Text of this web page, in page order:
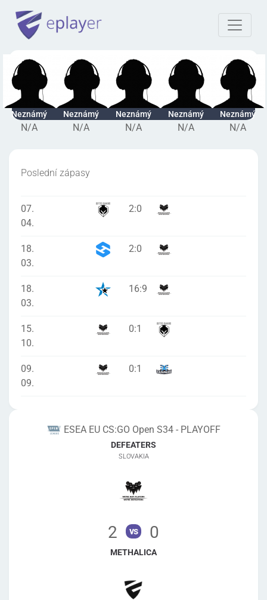
Neznámý
N/A
Neznámý
N/A
Neznámý
N/A
Neznámý
N/A
Neznámý
N/A
Poslední zápasy
07.
04.
2:0
18.
03.
2:0
18.
03.
16:9
15.
10.
0:1
09.
09.
0:1
ESEA EU CS:GO Open S34 - PLAYOFF
DEFEATERS
SLOVAKIA
2 vs 0
METHALICA